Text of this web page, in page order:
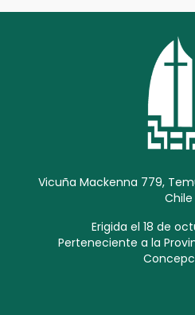
Vicuña Mackenna 779,
Chile
Erigida el 18 de
Perteneciente a la